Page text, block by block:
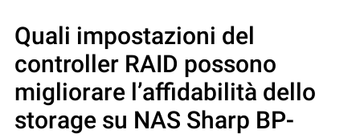
Quali impostazioni del
controller RAID possono
migliorare l’affidabilità dello
storage su NAS Sharp BP-